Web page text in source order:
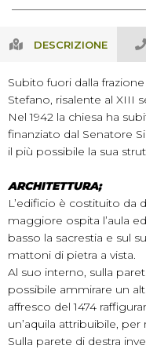
DESCRIZIONE
Subito fuori dalla
Stefano, risalente al XIII
Nel 1942 la chiesa ha
finanziato dal Senatore
il più possibile la sua
ARCHITETTURA;
L’edificio è costituito da
maggiore ospita l’aula
basso la sacrestia e sul
mattoni di pietra a vista.
Al suo interno, sulla
possibile ammirare un
affresco del 1474
un’aquila attribuibile,
Sulla parete di destra